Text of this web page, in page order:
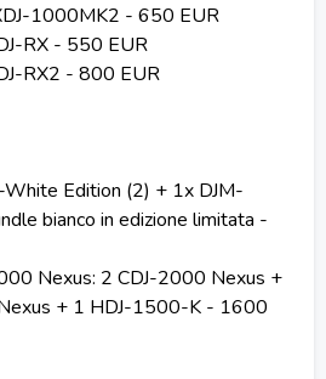
1000MK2 - 650 EUR
RX - 550 EUR
RX2 - 800 EUR
Edition (2) + 1x DJM-
bianco in edizione limitata -
Nexus: 2 CDJ-2000 Nexus +
+ 1 HDJ-1500-K - 1600